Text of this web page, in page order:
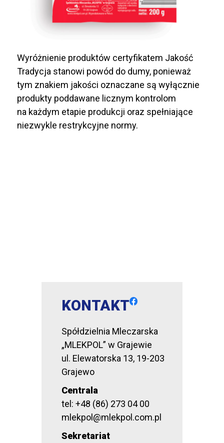
Wyróżnienie produktów certyfikatem Jakość
Tradycja stanowi powód do dumy, ponieważ
tym znakiem jakości oznaczane są wyłącznie
produkty poddawane licznym kontrolom
na każdym etapie produkcji oraz spełniające
niezwykle restrykcyjne normy.
KONTAKT
Spółdzielnia Mleczarska
„MLEKPOL” w Grajewie
ul. Elewatorska 13, 19-203
Grajewo
Centrala
tel: +48 (86) 273 04 00
mlekpol@mlekpol.com.pl
Sekretariat